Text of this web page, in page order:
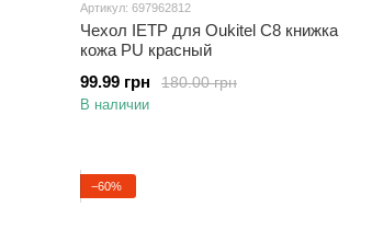
Артикул: 697962812
Чехол IETP для Oukitel C8 книжка
кожа PU красный
180.00 грн
99.99 грн
В наличии
−60%